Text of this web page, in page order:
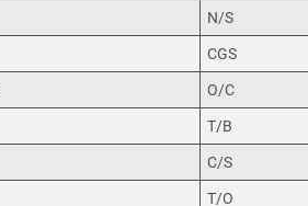
N/S
CGS
O/C
T/B
C/S
T/O